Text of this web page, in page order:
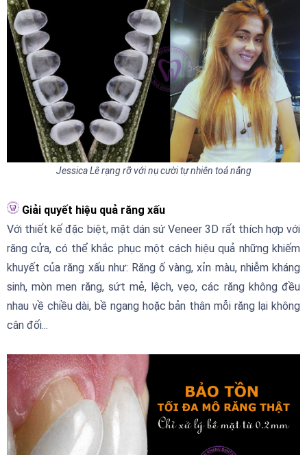
Jessica Lê rạng rỡ với nụ cười tự nhiên toả nắng
Giải quyết hiệu quả răng xấu
Với thiết kế đặc biệt, mặt dán sứ Veneer 3D rất thích hợp với
răng cửa, có thể khắc phục một cách hiệu quả những khiếm
khuyết của răng xấu như: Răng ố vàng, xỉn màu, nhiễm kháng
sinh, mòn men răng, sứt mẻ, lệch, vẹo, các răng không đều
nhau về chiều dài, bề ngang hoặc bản thân mỗi răng lại không
cân đối...